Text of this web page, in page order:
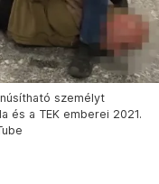
személyt
és a TEK emberei 2021.